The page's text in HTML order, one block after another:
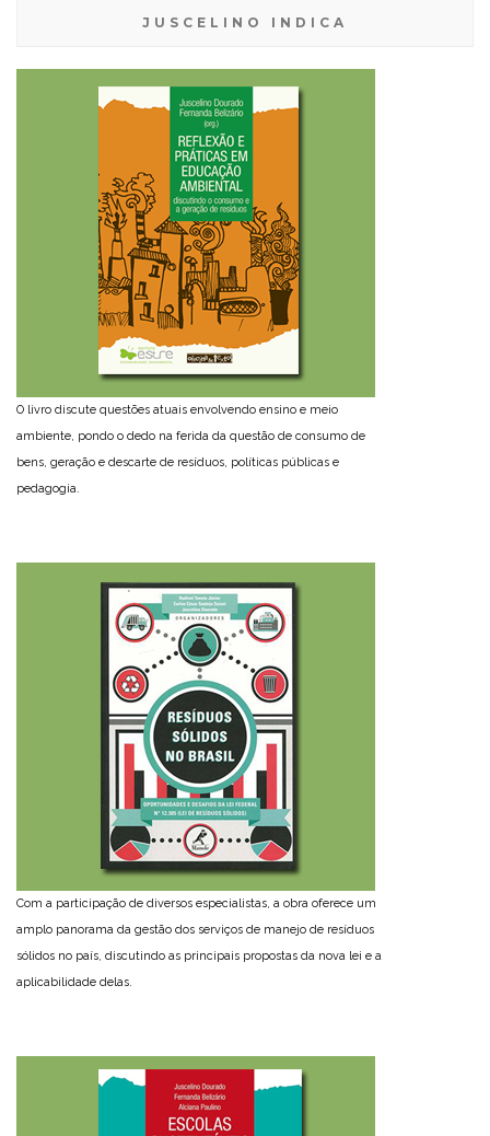
JUSCELINO INDICA
O livro discute questões atuais envolvendo ensino e meio
ambiente, pondo o dedo na ferida da questão de consumo de
bens, geração e descarte de resíduos, políticas públicas e
pedagogia.
Com a participação de diversos especialistas, a obra oferece um
amplo panorama da gestão dos serviços de manejo de resíduos
sólidos no país, discutindo as principais propostas da nova lei e a
aplicabilidade delas.